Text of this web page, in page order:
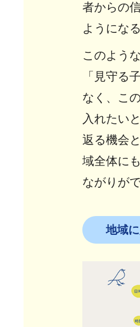
者からの
ようにな
このよう
「見守る
なく、こ
入れたい
返る機会
域全体に
ながりが
地域